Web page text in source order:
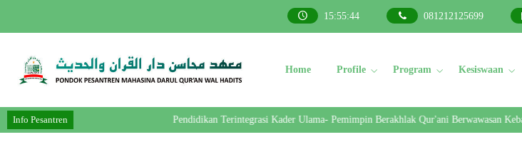
15:55:45 081212125699
Home Profile Program Kesiswaan
Info Pesantren Pendidikan Terintegrasi Kader Ulama- Pemimpin Berakhlak Qur'ani Berwawasan Kebangsaan